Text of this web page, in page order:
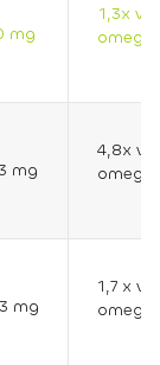
mg
1,3x
omega
mg
4,8x
omega
mg
1,7 x
omega